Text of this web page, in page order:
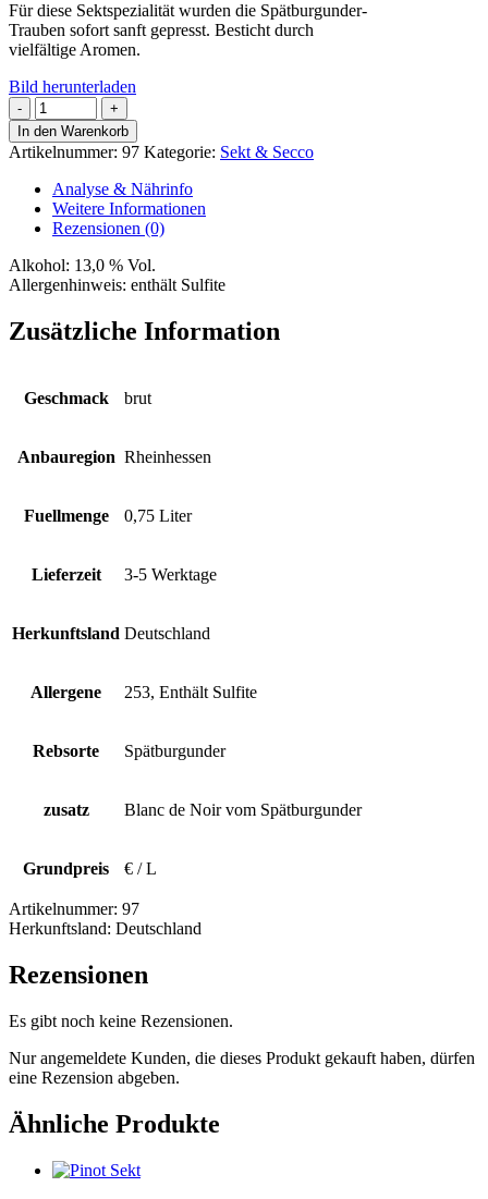
Für diese Sektspezialität wurden die Spätburgunder-
Trauben sofort sanft gepresst. Besticht durch
vielfältige Aromen.
Bild herunterladen
Blanc
de
Noir
Sekt
Menge
In den Warenkorb
Artikelnummer: 97 Kategorie: Sekt & Secco
Analyse & Nährinfo
Weitere Informationen
Rezensionen (0)
Alkohol: 13,0 % Vol.
Allergenhinweis: enthält Sulfite
Zusätzliche Information
Geschmack brut
Anbauregion Rheinhessen
Fuellmenge 0,75 Liter
Lieferzeit 3-5 Werktage
Herkunftsland Deutschland
Allergene 253, Enthält Sulfite
Rebsorte Spätburgunder
zusatz Blanc de Noir vom Spätburgunder
Grundpreis € / L
Artikelnummer: 97
Herkunftsland: Deutschland
Rezensionen
Es gibt noch keine Rezensionen.
Nur angemeldete Kunden, die dieses Produkt gekauft haben, dürfen
eine Rezension abgeben.
Ähnliche Produkte